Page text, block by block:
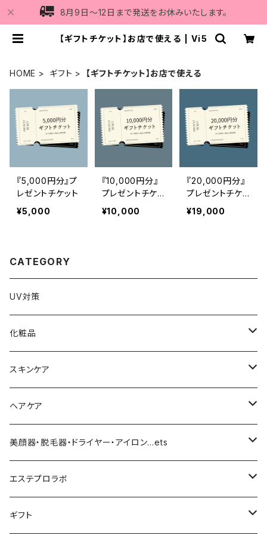
8月9日〜12日まで発送をお休みいたします。
【ギフトチケット】お店で使える | Vi5
HOME ギフト 【ギフトチケット】お店で使える
『5,000円分』プ
レゼントチケット
¥5,000
『10,000円分』
プレゼントチケッ
ト
¥10,000
『20,000円分』
プレゼントチケッ
ト
¥19,000
CATEGORY
UV対策
化粧品
化粧下地
ファンデーション／パウダー
クッションファンデーション
リキッドファンデ
マスカラ／眉毛／アイシャドー
リップ／チーク
アイライナー
スキンケア
導入化粧水／化粧水
美容液／アイクリーム
クリーム・乳液
クレンジング／洗顔
ヘアケア
ヘアシャンプー／トリートメント
つるりんちょ
ヘアケア
スタイリング剤
美顔器・脱毛器・ドライヤー・アイロン…ets
MY TREX（マイトレックス）
KINUJO （絹女）
エステプロラボ
ファスティング
ギフト